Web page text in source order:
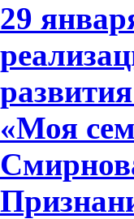
29
«Моя